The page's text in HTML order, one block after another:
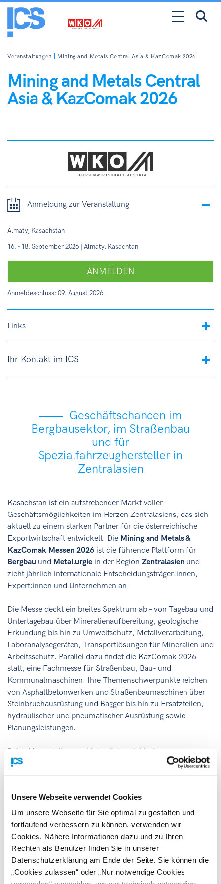
Unsere Webseite verwendet Cookies
Um unsere Webseite für Sie optimal zu gestalten und
fortlaufend verbessern zu können, verwenden wir
Cookies. Nähere Informationen dazu und zu Ihren
Rechten als Benutzer finden Sie in unserer
Datenschutzerklärung am Ende der Seite. Sie können die
„Cookies zulassen“ oder „Nur notwendige Cookies
Veranstaltungen Mining and Metals Central Asia & KazComak 2026
Mining and Metals Central
Asia & KazComak 2026
Anmeldung zur Veranstaltung
Almaty, Kasachstan
16. - 18. September 2026 | Almaty, Kasachtan
ANMELDEN
Anmeldeschluss: 09. August 2026
Links
Ihr Kontakt im ICS
Geschäftschancen im
Bergbausektor, im Straßenbau
und für
Spezialfahrzeughersteller in
Zentralasien
Kasachstan ist ein aufstrebender Markt voller
Geschäftsmöglichkeiten im Herzen Zentralasiens, das sich
aktuell zu einem starken Partner für die österreichische
Exportwirtschaft entwickelt. Die Mining and Metals &
KazComak Messen 2026 ist die führende Plattform für
Bergbau und Metallurgie in der Region Zentralasien und
zieht jährlich internationale Entscheidungsträger:innen,
Expert:innen und Unternehmen an.
Die Messe deckt ein breites Spektrum ab – von Tagebau und
Untertagebau über Mineralienaufbereitung, geologische
Erkundung bis hin zu Umweltschutz, Metallverarbeitung,
Laboranalysegeräten, Transportlösungen für Mineralien und
Arbeitsschutz. Parallel dazu findet die KazComak 2026
statt, eine Fachmesse für Straßenbau, Bau- und
Kommunalmaschinen. Ihre Themenschwerpunkte reichen
von Asphaltbetonwerken und Straßenbaumaschinen über
Steinbruchausrüstung und Bagger bis hin zu Ersatzteilen,
hydraulischer und pneumatischer Ausrüstung sowie
Planungsleistungen.
Beide Veranstaltungen bieten österreichischen
Unternehmen eine ideale Gelegenheit, ihr Know-how und
Unternehmen persönlich amÖsterreich-Stand zu
repräsentierenoder die Präsentation Ihrer Produkte und
Dienstleistungen dem Organisator zu überlassen. In diesem
Fall wird die Betreuung Ihrer Ausstellungsunterlagen vor Ort
und Übermittlung der generierten Geschäftskontakte
übernommen.
Nutzen Sie diese effiziente und kostengünstige Möglichkeit,